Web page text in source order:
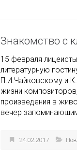
Знакомство с
15 февраля
литературную
П.И.Чайковскому и
жизни
произведения в
вечер
24.02.2017